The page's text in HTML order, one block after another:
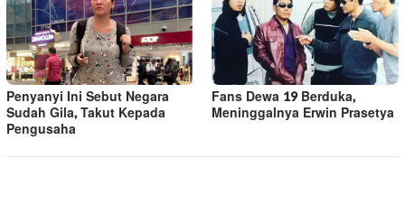
Penyanyi Ini Sebut Negara
Sudah Gila, Takut Kepada
Pengusaha
Fans Dewa 19 Berduka,
Meninggalnya Erwin Prasetya